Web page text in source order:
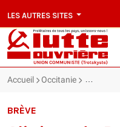
LES AUTRES SITES
Accueil Occitanie Clinique
BRÈVE